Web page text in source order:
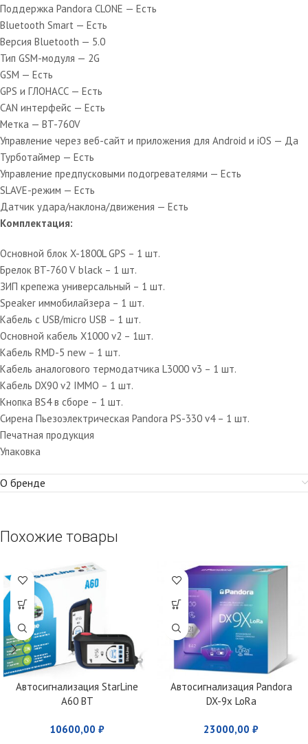
Поддержка Pandora CLONE — Есть
Bluetooth Smart — Есть
Версия Bluetooth — 5.0
Тип GSM-модуля — 2G
GSM — Есть
GPS и ГЛОНАСС — Есть
CAN интерфейс — Есть
Метка — BT-760V
Управление через веб-сайт и приложения для Android и iOS — Да
Турботаймер — Есть
Управление предпусковыми подогревателями — Есть
SLAVE-режим — Есть
Датчик удара/наклона/движения — Есть
Комплектация:
Основной блок X-1800L GPS – 1 шт.
Брелок BT-760 V black – 1 шт.
ЗИП крепежа универсальный – 1 шт.
Speaker иммобилайзера – 1 шт.
Кабель c USB/micro USB – 1 шт.
Основной кабель X1000 v2 – 1шт.
Кабель RMD-5 new – 1 шт.
Кабель аналогового термодатчика L3000 v3 – 1 шт.
Кабель DX90 v2 IMMO – 1 шт.
Кнопка BS4 в сборе – 1 шт.
Сирена Пьезоэлектрическая Pandora PS-330 v4 – 1 шт.
Печатная продукция
Упаковка
О бренде
Похожие товары
Автосигнализация StarLine
A60 BT
10600,00 ₽
Автосигнализация Pandora
DX-9x LoRa
23000,00 ₽